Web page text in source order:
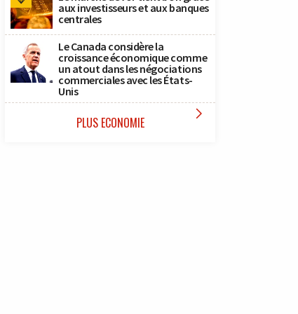
aux investisseurs et aux banques
centrales
Le Canada considère la
croissance économique comme
un atout dans les négociations
commerciales avec les États-
Unis
PLUS ECONOMIE 